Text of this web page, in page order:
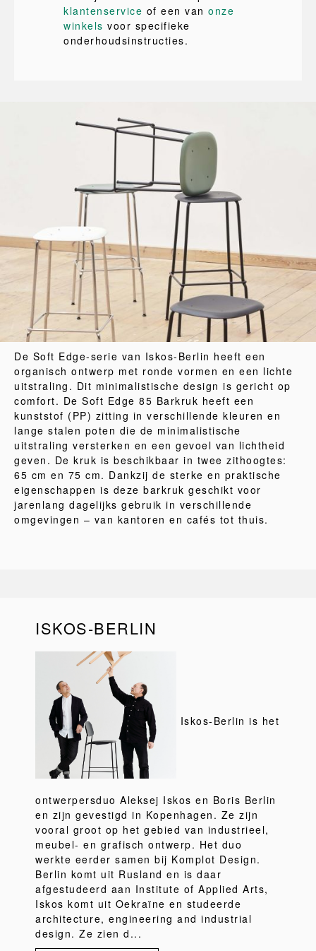
klantenservice of een van onze
winkels voor specifieke
onderhoudsinstructies.
De Soft Edge-serie van Iskos-Berlin heeft een
organisch ontwerp met ronde vormen en een lichte
uitstraling. Dit minimalistische design is gericht op
comfort. De Soft Edge 85 Barkruk heeft een
kunststof (PP) zitting in verschillende kleuren en
lange stalen poten die de minimalistische
uitstraling versterken en een gevoel van lichtheid
geven. De kruk is beschikbaar in twee zithoogtes:
65 cm en 75 cm. Dankzij de sterke en praktische
eigenschappen is deze barkruk geschikt voor
jarenlang dagelijks gebruik in verschillende
omgevingen – van kantoren en cafés tot thuis.
ISKOS-BERLIN
Iskos-Berlin is het
ontwerpersduo Aleksej Iskos en Boris Berlin
en zijn gevestigd in Kopenhagen. Ze zijn
vooral groot op het gebied van industrieel,
meubel- en grafisch ontwerp. Het duo
werkte eerder samen bij Komplot Design.
Berlin komt uit Rusland en is daar
afgestudeerd aan Institute of Applied Arts,
Iskos komt uit Oekraïne en studeerde
architecture, engineering and industrial
design. Ze zien d...